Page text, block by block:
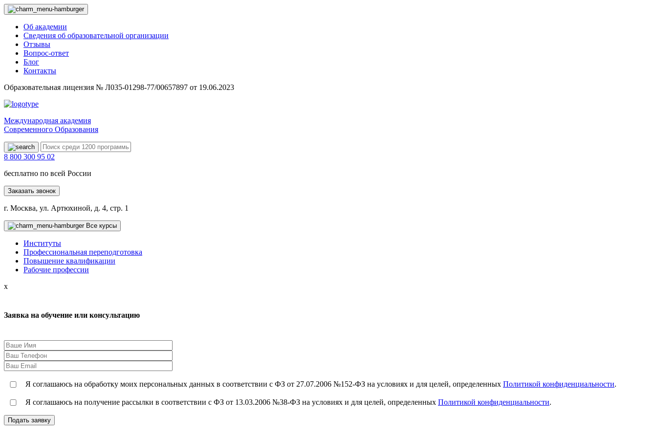
Об академии
Сведения об образовательной организации
Отзывы
Вопрос-ответ
Блог
Контакты
Образовательная лицензия № Л035-01298-77/00657897 от 19.06.2023
Международная академия
Современного Образования
8 800 300 95 02
бесплатно по всей России
Заказать звонок
г. Москва, ул. Артюхиной, д. 4, стр. 1
Все курсы
Институты
Профессиональная переподготовка
Повышение квалификации
Рабочие профессии
x
Заявка на обучение или консультацию
Я соглашаюсь на обработку моих персональных данных в соответствии с ФЗ от 27.07.2006 №152-ФЗ на условиях и для целей, определенных Политикой конфиденциальности.
Я соглашаюсь на получение рассылки в соответствии с ФЗ от 13.03.2006 №38-ФЗ на условиях и для целей, определенных Политикой конфиденциальности.
Подать заявку